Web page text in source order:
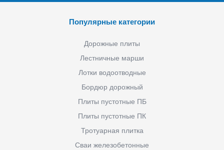
Популярные категории
Дорожные плиты
Лестничные марши
Лотки водоотводные
Бордюр дорожный
Плиты пустотные ПБ
Плиты пустотные ПК
Тротуарная плитка
Сваи железобетонные